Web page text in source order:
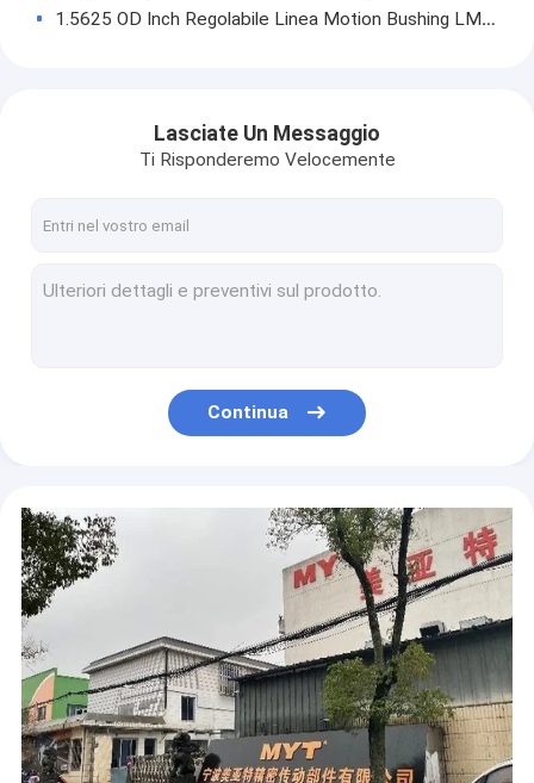
1.5625 OD Inch Regolabile Linea Motion Bushing LMB16UU-AJ per CNC
1 pollice cuscinetti lineari LMB16UU con 1,5625 pollici ID e 2,25 pollici di lunghezza
LM6UU precisione Cuscinetto lineare standard per stampante 3D OEM Edition
Cuscinetti a scivolo lineari di grado professionale per alberghi/produzioni a movimento lineare
GCR15 Cage Bushing Linear Motion Ball Bearing 58~62HRC Alta durezza
L'unità di cuscinetto a flangia rotonda della serie LMKP con supporto in nylon / sfera SUS
Gcr15 Macchina CNC in acciaio cuscinetto lineare 20mm 25mm 30mm 35mm 40mm Fresatura
LMF25UU 25 mm tipo flange rotonda a movimento lineare con cuscinetto di scivolo per macchine automatiche
Cuscinetto a flange lineare della serie LMEK ad alte prestazioni per un movimento liscio
Lasciate Un Messaggio
Ti Risponderemo Velocemente
Continua